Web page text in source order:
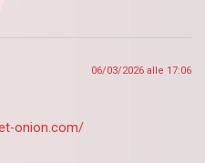
06/03/2026 alle 17:06
onion.com/